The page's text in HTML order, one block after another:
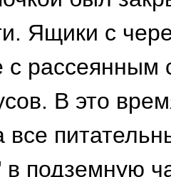
Ящики с
рассеянным
В это
все
в подземную